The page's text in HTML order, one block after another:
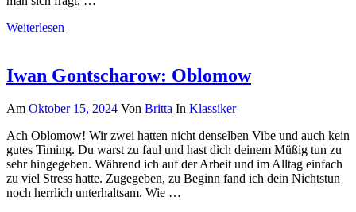
Weiterlesen
Iwan Gontscharow: Oblomow
Am Oktober 15, 2024 Von Britta In Klassiker
Ach Oblomow! Wir zwei hatten nicht denselben Vibe und auch kein
gutes Timing. Du warst zu faul und hast dich deinem Müßig tun zu
sehr hingegeben. Während ich auf der Arbeit und im Alltag einfach
zu viel Stress hatte. Zugegeben, zu Beginn fand ich dein Nichtstun
noch herrlich unterhaltsam. Wie …